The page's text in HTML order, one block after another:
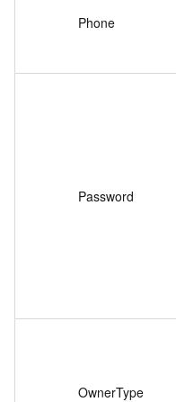
Phone
Password
OwnerType